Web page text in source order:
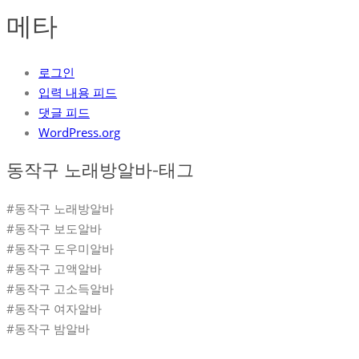
메타
로그인
입력 내용 피드
댓글 피드
WordPress.org
동작구 노래방알바-태그
#동작구 노래방알바
#동작구 보도알바
#동작구 도우미알바
#동작구 고액알바
#동작구 고소득알바
#동작구 여자알바
#동작구 밤알바